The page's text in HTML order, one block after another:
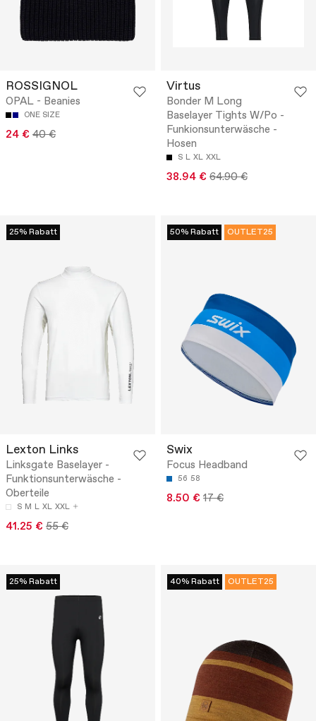
ROSSIGNOL
OPAL - Beanies
ONE SIZE
24 € 40 €
Virtus
Bonder M Long
Baselayer Tights W/Po -
Funkionsunterwäsche -
Hosen
S L XL XXL
38.94 € 64.90 €
25% Rabatt
Lexton Links
Linksgate Baselayer -
Funktionsunterwäsche -
Oberteile
S M L XL XXL
41.25 € 55 €
50% Rabatt OUTLET25
Swix
Focus Headband
56 58
8.50 € 17 €
25% Rabatt 40% Rabatt OUTLET25